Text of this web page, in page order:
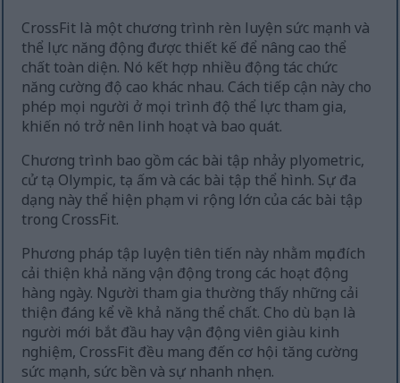
CrossFit là một chương trình rèn luyện sức mạnh và
thể lực năng động được thiết kế để nâng cao thể
chất toàn diện. Nó kết hợp nhiều động tác chức
năng cường độ cao khác nhau. Cách tiếp cận này cho
phép mọi người ở mọi trình độ thể lực tham gia,
khiến nó trở nên linh hoạt và bao quát.
Chương trình bao gồm các bài tập nhảy plyometric,
cử tạ Olympic, tạ ấm và các bài tập thể hình. Sự đa
dạng này thể hiện phạm vi rộng lớn của các bài tập
trong CrossFit.
Phương pháp tập luyện tiên tiến này nhằm mục đích
cải thiện khả năng vận động trong các hoạt động
hàng ngày. Người tham gia thường thấy những cải
thiện đáng kể về khả năng thể chất. Cho dù bạn là
người mới bắt đầu hay vận động viên giàu kinh
nghiệm, CrossFit đều mang đến cơ hội tăng cường
sức mạnh, sức bền và sự nhanh nhẹn.